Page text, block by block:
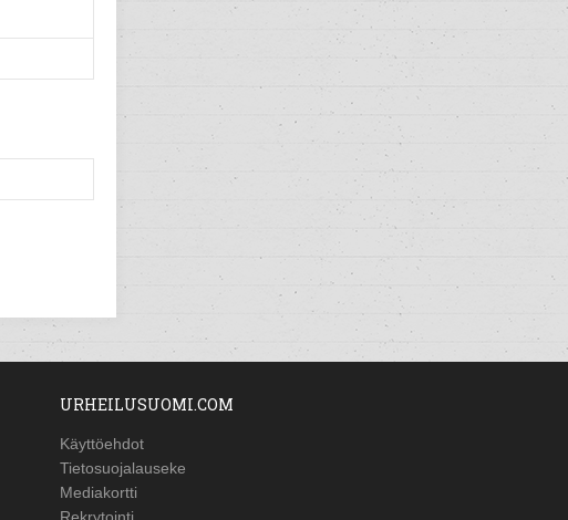
URHEILUSUOMI.COM
Käyttöehdot
Tietosuojalauseke
Mediakortti